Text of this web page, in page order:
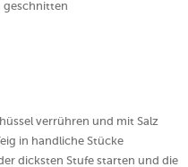
geschnitten
verrühren und mit Salz
in handliche Stücke
dicksten Stufe starten und die